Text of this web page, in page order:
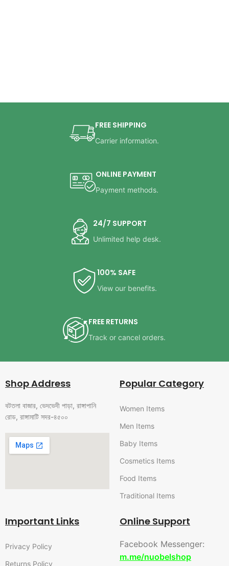
FREE SHIPPING
Carrier information.
ONLINE PAYMENT
Payment methods.
24/7 SUPPORT
Unlimited help desk.
100% SAFE
View our benefits.
FREE RETURNS
Track or cancel orders.
Shop Address
বটতলা বাজার, ভেদভেদী পাড়া, রাঙ্গাপানি
রোড, রাঙ্গামাটি সদর-৪৫০০
Popular Category
Women Items
Men Items
Baby Items
Cosmetics Items
Food Items
Traditional Items
Important Links
Privacy Policy
Returns Policy
Online Support
Facebook Messenger:
m.me/nuobelshop